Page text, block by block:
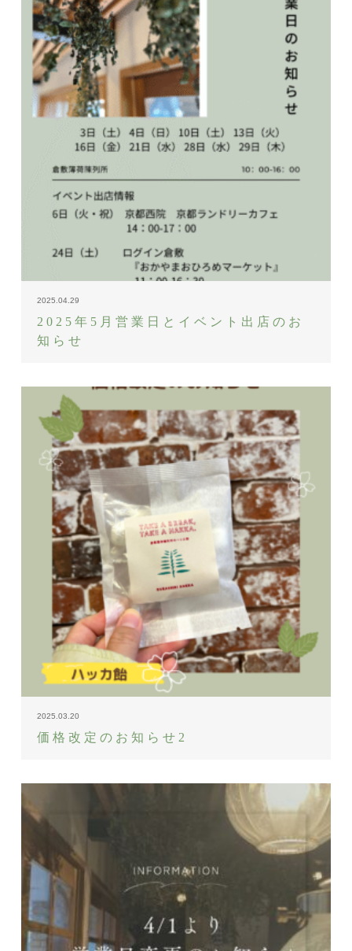
2025.04.29
2025年5月営業日とイベント出店のお
知らせ
2025.03.20
価格改定のお知らせ2